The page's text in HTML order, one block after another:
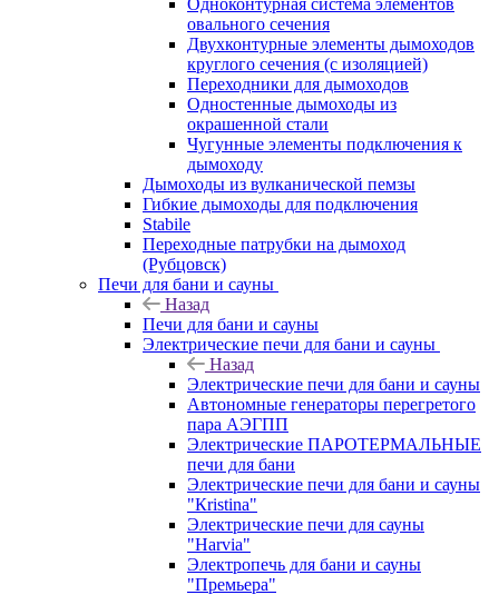
Одноконтурная система элементов
овального сечения
Двухконтурные элементы дымоходов
круглого сечения (с изоляцией)
Переходники для дымоходов
Одностенные дымоходы из
окрашенной стали
Чугунные элементы подключения к
дымоходу
Дымоходы из вулканической пемзы
Гибкие дымоходы для подключения
Stabile
Переходные патрубки на дымоход
(Рубцовск)
Печи для бани и сауны
Назад
Печи для бани и сауны
Электрические печи для бани и сауны
Назад
Электрические печи для бани и сауны
Автономные генераторы перегретого
пара АЭГПП
Электрические ПАРОТЕРМАЛЬНЫЕ
печи для бани
Электрические печи для бани и сауны
"Кristina"
Электрические печи для сауны
"Harvia"
Электропечь для бани и сауны
"Премьера"